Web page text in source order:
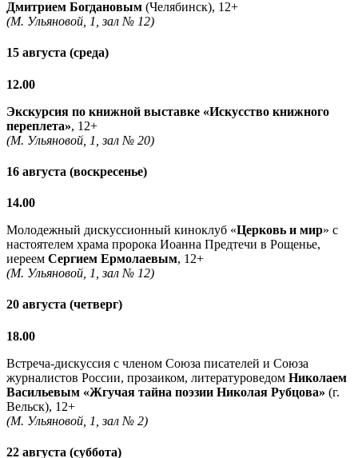
Дмитрием Богдановым (Челябинск), 12+
(М. Ульяновой, 1, зал № 12)
15 августа (среда)
12.00
Экскурсия по книжной выставке «Искусство книжного
переплета», 12+
(М. Ульяновой, 1, зал № 20)
16 августа (воскресенье)
14.00
Молодежный дискуссионный киноклуб «Церковь и мир» с
настоятелем храма пророка Иоанна Предтечи в Рощенье,
иереем Сергием Ермолаевым, 12+
(М. Ульяновой, 1, зал № 12)
20 августа (четверг)
18.00
Встреча-дискуссия с членом Союза писателей и Союза
журналистов России, прозаиком, литературоведом Николаем
Васильевым «Жгучая тайна поэзии Николая Рубцова» (г.
Вельск), 12+
(М. Ульяновой, 1, зал № 2)
22 августа (суббота)